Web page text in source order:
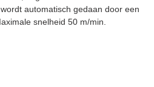
automatisch gedaan door een
snelheid 50 m/min.